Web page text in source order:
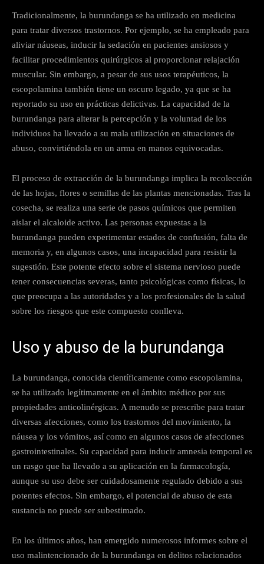
Tradicionalmente, la burundanga se ha utilizado en medicina
para tratar diversos trastornos. Por ejemplo, se ha empleado para
aliviar náuseas, inducir la sedación en pacientes ansiosos y
facilitar procedimientos quirúrgicos al proporcionar relajación
muscular. Sin embargo, a pesar de sus usos terapéuticos, la
escopolamina también tiene un oscuro legado, ya que se ha
reportado su uso en prácticas delictivas. La capacidad de la
burundanga para alterar la percepción y la voluntad de los
individuos ha llevado a su mala utilización en situaciones de
abuso, convirtiéndola en un arma en manos equivocadas.
El proceso de extracción de la burundanga implica la recolección
de las hojas, flores o semillas de las plantas mencionadas. Tras la
cosecha, se realiza una serie de pasos químicos que permiten
aislar el alcaloide activo. Las personas expuestas a la
burundanga pueden experimentar estados de confusión, falta de
memoria y, en algunos casos, una incapacidad para resistir la
sugestión. Este potente efecto sobre el sistema nervioso puede
tener consecuencias severas, tanto psicológicas como físicas, lo
que preocupa a las autoridades y a los profesionales de la salud
sobre los riesgos que este compuesto conlleva.
Uso y abuso de la burundanga
La burundanga, conocida científicamente como escopolamina,
se ha utilizado legítimamente en el ámbito médico por sus
propiedades anticolinérgicas. A menudo se prescribe para tratar
diversas afecciones, como los trastornos del movimiento, la
náusea y los vómitos, así como en algunos casos de afecciones
gastrointestinales. Su capacidad para inducir amnesia temporal es
un rasgo que ha llevado a su aplicación en la farmacología,
aunque su uso debe ser cuidadosamente regulado debido a sus
potentes efectos. Sin embargo, el potencial de abuso de esta
sustancia no puede ser subestimado.
En los últimos años, han emergido numerosos informes sobre el
uso malintencionado de la burundanga en delitos relacionados